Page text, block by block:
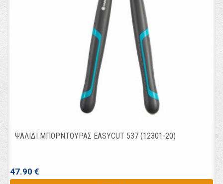
ΨΑΛΙΔΙ ΜΠΟΡΝΤΟΥΡΑΣ EASYCUT 537 (12301-20)
47.90 €